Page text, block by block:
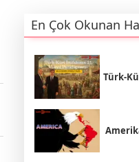
En Çok Okunan
Türk-